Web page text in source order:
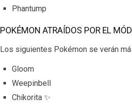
Phantump
POKÉMON ATRAÍDOS POR EL
Los siguientes Pokémon se verán
Gloom
Weepinbell
Chikorita ✨